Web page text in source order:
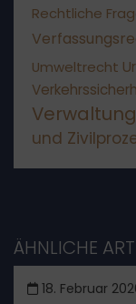
Rechtliche
Umweltrecht
und
ÄHNLICHE
18. Februar